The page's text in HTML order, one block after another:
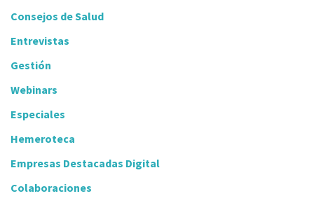
Consejos de Salud
Entrevistas
Gestión
Webinars
Especiales
Hemeroteca
Empresas Destacadas Digital
Colaboraciones